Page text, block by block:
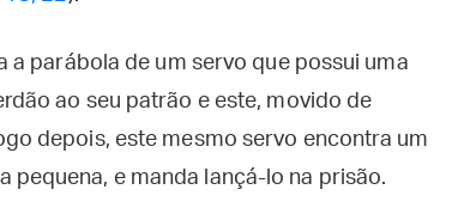
a parábola de um servo que possui uma
ao seu patrão e este, movido de
depois, este mesmo servo encontra um
pequena, e manda lançá-lo na prisão.